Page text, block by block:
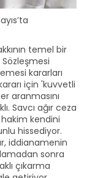
temel bir
kararları
için 'kuvvetli
aranmasını
Savcı ağır ceza
kendini
hissediyor.
iddianamenin
sonra
çıkarma